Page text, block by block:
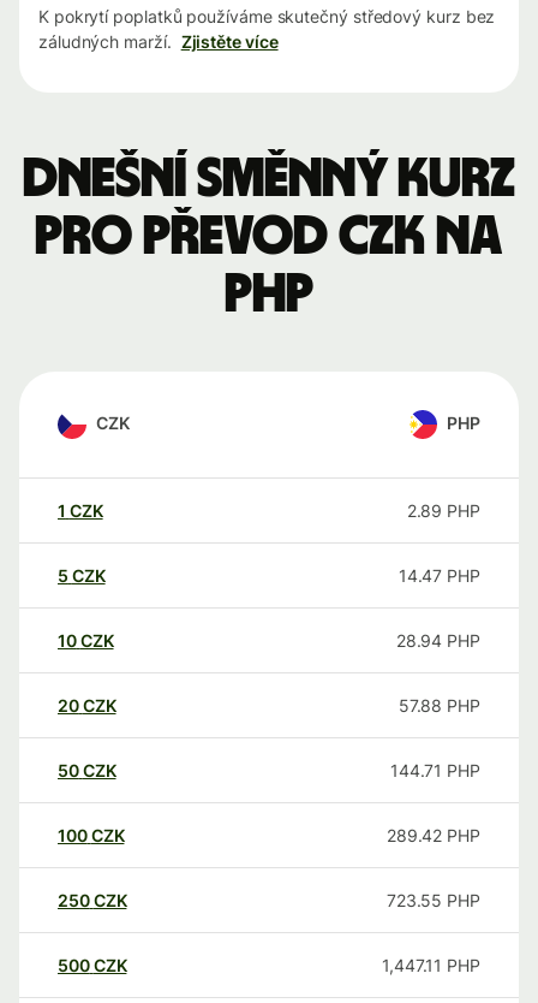
K pokrytí poplatků používáme skutečný středový kurz bez
záludných marží. Zjistěte více
Dnešní směnný kurz
pro převod CZK na
PHP
CZK PHP
1 CZK 2.89 PHP
5 CZK 14.47 PHP
10CZK 28.94 PHP
20CZK 57.88 PHP
50CZK 144.71 PHP
100CZK 289.42 PHP
250CZK 723.55 PHP
500CZK 1,447.11 PHP